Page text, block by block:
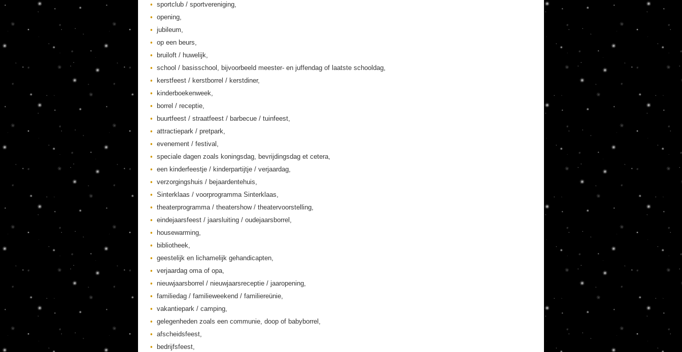
sportclub / sportvereniging,
opening,
jubileum,
op een beurs,
bruiloft / huwelijk,
school / basisschool, bijvoorbeeld meester- en juffendag of laatste schooldag,
kerstfeest / kerstborrel / kerstdiner,
kinderboekenweek,
borrel / receptie,
buurtfeest / straatfeest / barbecue / tuinfeest,
attractiepark / pretpark,
evenement / festival,
speciale dagen zoals koningsdag, bevrijdingsdag et cetera,
een kinderfeestje / kinderpartijtje / verjaardag,
verzorgingshuis / bejaardentehuis,
Sinterklaas / voorprogramma Sinterklaas,
theaterprogramma / theatershow / theatervoorstelling,
eindejaarsfeest / jaarsluiting / oudejaarsborrel,
housewarming,
bibliotheek,
geestelijk en lichamelijk gehandicapten,
verjaardag oma of opa,
nieuwjaarsborrel / nieuwjaarsreceptie / jaaropening,
familiedag / familieweekend / familiereünie,
vakantiepark / camping,
gelegenheden zoals een communie, doop of babyborrel,
afscheidsfeest,
bedrijfsfeest,